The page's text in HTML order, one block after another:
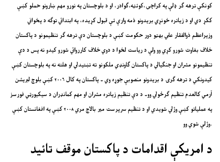
کونکې ترهه ګر ډلې په کراچۍ،کوئټه،ګوادر، او د بلوچستان په نورو مهم ښارونو حملو کښې
ککړ دي او د زياتره خونړي بريدونو ذمه وارې ئې قبول کړيده، په ابتدائي توګه د پخواني
وزيراعظم ذوالفقار علي بهټو دور حکومت کښې د بلوچستان دې ترهه ګر تنظيمونو د پاکستان
خلاف بغاوت شورو کړي وو ولې د رياست لخوا د دوي خلاف کارروائي شورو کيدو نه پس د دې
تنظيمونو مشران او جنګيالي د پاکستان ګاونډي ملکونو ته تښتيدلي او هلته نه په بلوچستان کښې
کيدونکي د ترهه ګرۍ د بريدونو منصوبې جوړه وي ۔ پاکستان په کال ۲۰۰۶ کښې بلوچ لبريشن
آرمي کالعدم تنظيم ګرځولي وو۔ د دې تنظيم زياتره مشران او مهم کمانډران د سيکيورټي فورسز
په عملياتو کښې وژلي شويدي او د تنظيم سرپرست مير بالاچ مري ۲۰۰۸ کښې په افغانستان کښې
وژلې شوي وو.
د امريکې اقدامات د پاکستان موقف تائيد